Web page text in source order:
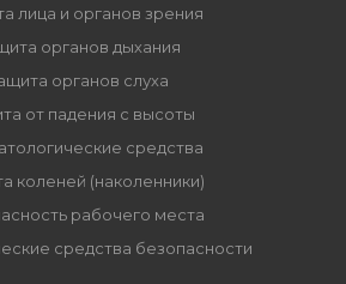
лица и органов зрения
органов дыхания
органов слуха
от падения с высоты
средства
коленей (наколенники)
рабочего места
средства безопасности